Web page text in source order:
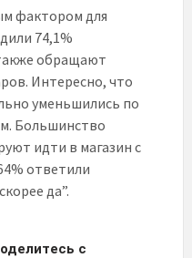
фактором для
74,1%
обращают
Интересно, что
уменьшились по
Большинство
идти в магазин с
ответили
да”.
с